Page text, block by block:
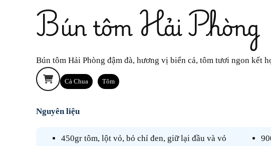
Bún tôm Hải Phòng
Bún tôm Hải Phòng đậm đà, hương vị biển cả, tôm tươi ngon kết
Cà Chua Tôm
Nguyên liệu
450gr tôm, lột vỏ, bỏ chỉ đen, giữ lại đầu và vỏ